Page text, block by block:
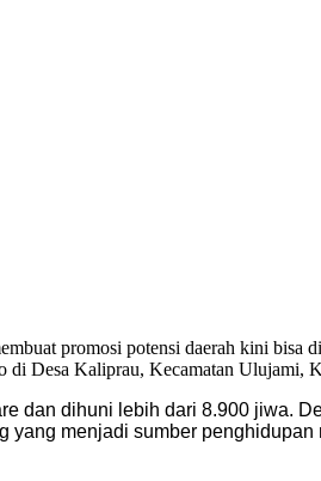
promosi potensi daerah kini
Desa Kaliprau, Kecamatan Ulujami,
dan dihuni lebih dari 8.900 jiwa.
menjadi sumber